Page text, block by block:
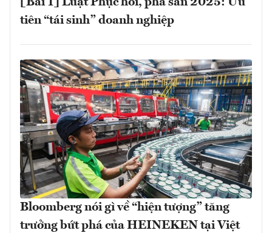
[Bài 1] Luật Phục hồi, phá sản 2025: Ưu
tiên “tái sinh” doanh nghiệp
Bloomberg nói gì về “hiện tượng” tăng
trưởng bứt phá của HEINEKEN tại Việt